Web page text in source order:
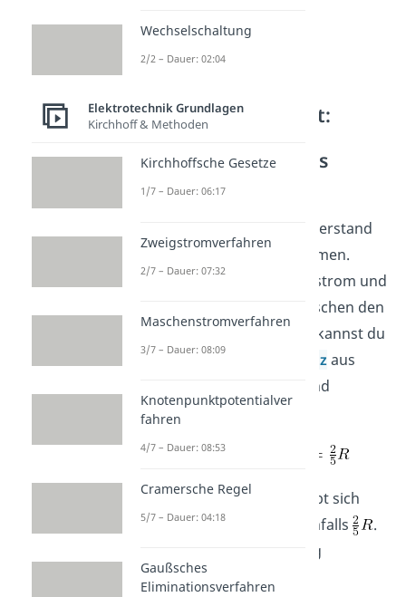
Weitere Möglichkeit:
Anwendung des
Ohm’schen Gesetzes
Es gibt noch eine zweite
Möglichkeit, den Innenwiderstand
einer Schaltung zu bestimmen.
Wenn du den Kurzschlussstrom und
die Leerlaufspannung zwischen den
Klemmen A und B kennst, kannst du
mit demOhm’schen Gesetzaus
ihnen den Ersatzwiderstand
berechnen.
Für unsere Schaltung ergibt sich
über diese Rechnung ebenfalls
.
Wir haben also alles richtig
gemacht.
Wechselschaltung
2/2 – Dauer: 02:04
Elektrotechnik Grundlagen
Kirchhoff & Methoden
Kirchhoffsche Gesetze
1/7 – Dauer: 06:17
Zweigstromverfahren
2/7 – Dauer: 07:32
Maschenstromverfahren
3/7 – Dauer: 08:09
Knotenpunktpotentialver
fahren
4/7 – Dauer: 08:53
Cramersche Regel
5/7 – Dauer: 04:18
Gaußsches
Eliminationsverfahren